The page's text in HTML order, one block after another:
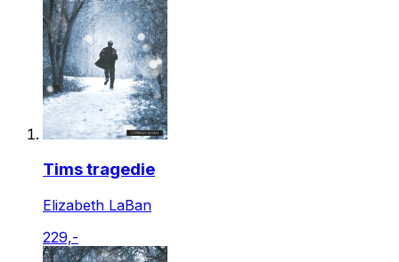
Tims tragedie
Elizabeth LaBan
229,-